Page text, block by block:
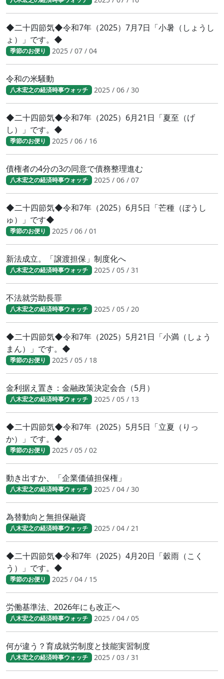
◆二十四節気◆令和7年（2025）7月7日「小暑（しょうし
ょ）」です。◆
季節のお便り 2025 / 07 / 04
令和の米騒動
八木宏之の経済時事ウォッチ 2025 / 06 / 30
◆二十四節気◆令和7年（2025）6月21日「夏至（げ
し）」です。◆
季節のお便り 2025 / 06 / 16
債権者の4分の3の同意で債務整理進む
八木宏之の経済時事ウォッチ 2025 / 06 / 07
◆二十四節気◆令和7年（2025）6月5日「芒種（ぼうし
ゅ）」です◆
季節のお便り 2025 / 06 / 01
新法成立。「譲渡担保」制度化へ
八木宏之の経済時事ウォッチ 2025 / 05 / 31
不法就労助長罪
八木宏之の経済時事ウォッチ 2025 / 05 / 20
◆二十四節気◆令和7年（2025）5月21日「小満（しょう
まん）」です。◆
季節のお便り 2025 / 05 / 18
金利据え置き：金融政策決定会合（5月）
八木宏之の経済時事ウォッチ 2025 / 05 / 13
◆二十四節気◆令和7年（2025）5月5日「立夏（りっ
か）」です。◆
季節のお便り 2025 / 05 / 02
動き出すか、「企業価値担保権」
八木宏之の経済時事ウォッチ 2025 / 04 / 30
為替動向と無担保融資
八木宏之の経済時事ウォッチ 2025 / 04 / 21
◆二十四節気◆令和7年（2025）4月20日「穀雨（こく
う）」です。◆
季節のお便り 2025 / 04 / 15
労働基準法、2026年にも改正へ
八木宏之の経済時事ウォッチ 2025 / 04 / 05
何が違う？育成就労制度と技能実習制度
八木宏之の経済時事ウォッチ 2025 / 03 / 31